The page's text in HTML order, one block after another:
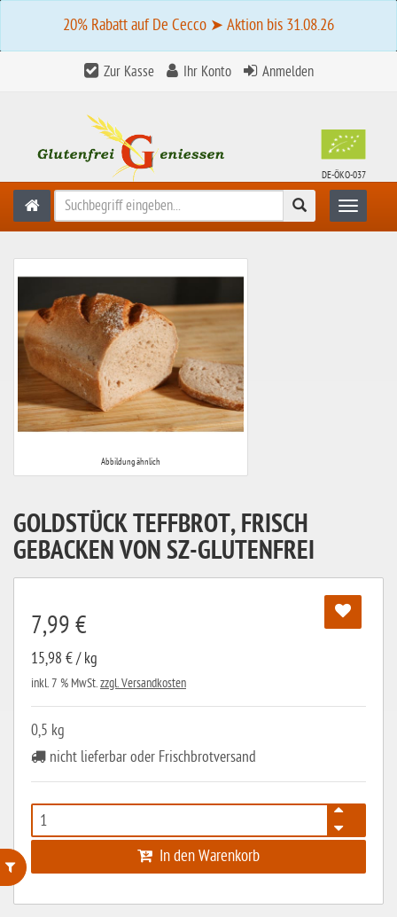
ohne Weizenstärke
20% Rabatt auf De Cecco ➤ Aktion bis 31.08.26
Zur Kasse Ihr Konto Anmelden
DE-ÖKO-037
Suchen Toggle
Abbildung ähnlich
GOLDSTÜCK TEFFBROT, FRISCH
GEBACKEN VON SZ-GLUTENFREI
7,99 €
15,98 € / kg
inkl. 7 % MwSt.zzgl. Versandkosten
0,5 kg
nicht lieferbar oder Frischbrotversand
In den Warenkorb